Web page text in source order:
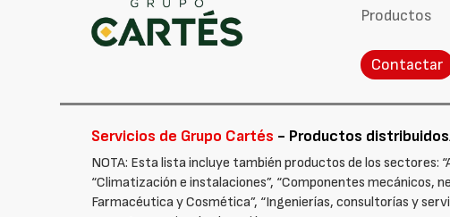
Productos
Contactar
Servicios de Grupo Cartés - Productos
NOTA: Esta lista incluye también productos de los sectores:
“Climatización e instalaciones”, “Componentes mecánicos,
Farmacéutica y Cosmética”, “Ingenierías, consultorías y